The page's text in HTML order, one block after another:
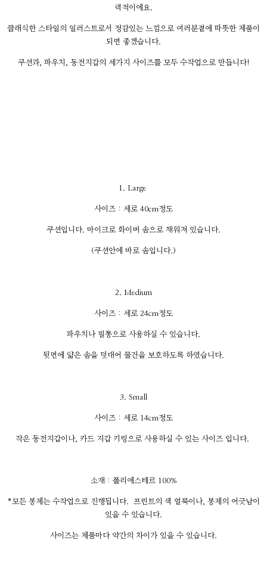
력적이에요.
클래식한 스타일의 일러스트로서 정감있는 느낌으로 여러분곁에 따뜻한 제품이
되면 좋겠습니다.
쿠션과, 파우치, 동전지갑의 세가지 사이즈를 모두 수작업으로 만듭니다!
1. Large
사이즈 : 세로 40cm정도
쿠션입니다. 마이크로 화이버 솜으로 채워져 있습니다.
(쿠션안에 바로 솜입니다.)
2. Medium
사이즈 : 세로 24cm정도
파우치나 필통으로 사용하실 수 있습니다.
뒷면에 얇은 솜을 덧대어 물건을 보호하도록 하였습니다.
3. Small
사이즈 : 세로 14cm정도
작은 동전지갑이나, 카드 지갑 키링으로 사용하실 수 있는 사이즈 입니다.
소재 : 폴리에스테르 100%
*모든 봉제는 수작업으로 진행됩니다. 프린트의 색 얼룩이나, 봉제의 어긋남이
있을 수 있습니다.
사이즈는 제품마다 약간의 차이가 있을 수 있습니다.